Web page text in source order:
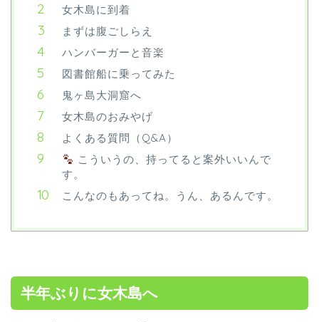
女木島に到着
まずは腹ごしらえ
ハンバーガーと音楽
図書館船に乗ってみた
鬼ヶ島大洞窟へ
女木島のおみやげ
よくある質問（Q&A）
こういうの、持ってると案外いいんで
す。
こんなのもあってね。うん、あるんです。
半年ぶりに女木島へ